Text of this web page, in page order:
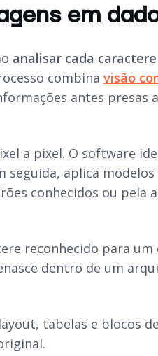
em
analisar cada
combina visão
antes presas
a pixel. O software
aplica
conhecidos ou pela
reconhecido para
dentro de um
tabelas e blocos